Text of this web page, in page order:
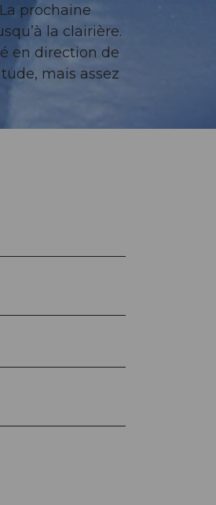
prochaine
la clairière.
en direction de
mais assez